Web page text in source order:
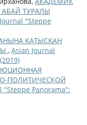
ТУРАЛЫ
"Steppe
ҚАТЫСҚАН
, Asian Journal
ПОЛИТИЧЕСКОЙ
"Steppe Panorama":